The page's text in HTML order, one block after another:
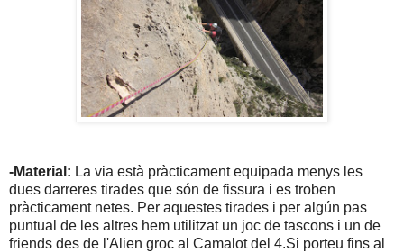
-Material: La via està pràcticament equipada menys les
dues darreres tirades que són de fissura i es troben
pràcticament netes. Per aquestes tirades i per algún pas
puntual de les altres hem utilitzat un joc de tascons i un de
friends des de l'Alien groc al Camalot del 4.Si porteu fins al